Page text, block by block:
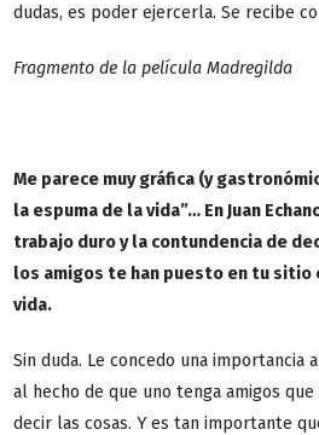
dudas, es poder ejercerla. Se recibe
Fragmento de la película Madregilda
Me parece muy gráfica (y
la espuma de la vida”… En Juan
trabajo duro y la contundencia de
los amigos te han puesto en tu sitio
vida.
Sin duda. Le concedo una
al hecho de que uno tenga amigos
decir las cosas. Y es tan importante